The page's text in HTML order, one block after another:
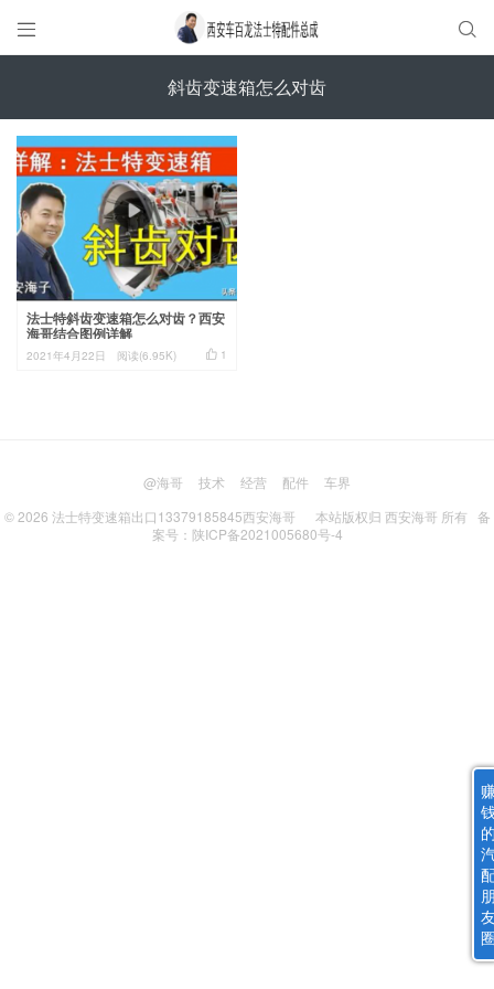
 
斜齿变速箱怎么对齿
法士特斜齿变速箱怎么对齿？西安
海哥结合图例详解
 1
2021年4月22日 阅读(6.95K)
@海哥 技术 经营 配件
车界
© 2026 法士特变速箱出口13379185845西安海哥 本站版权归 西安海哥 所有 备
案号：陕ICP备2021005680号-4